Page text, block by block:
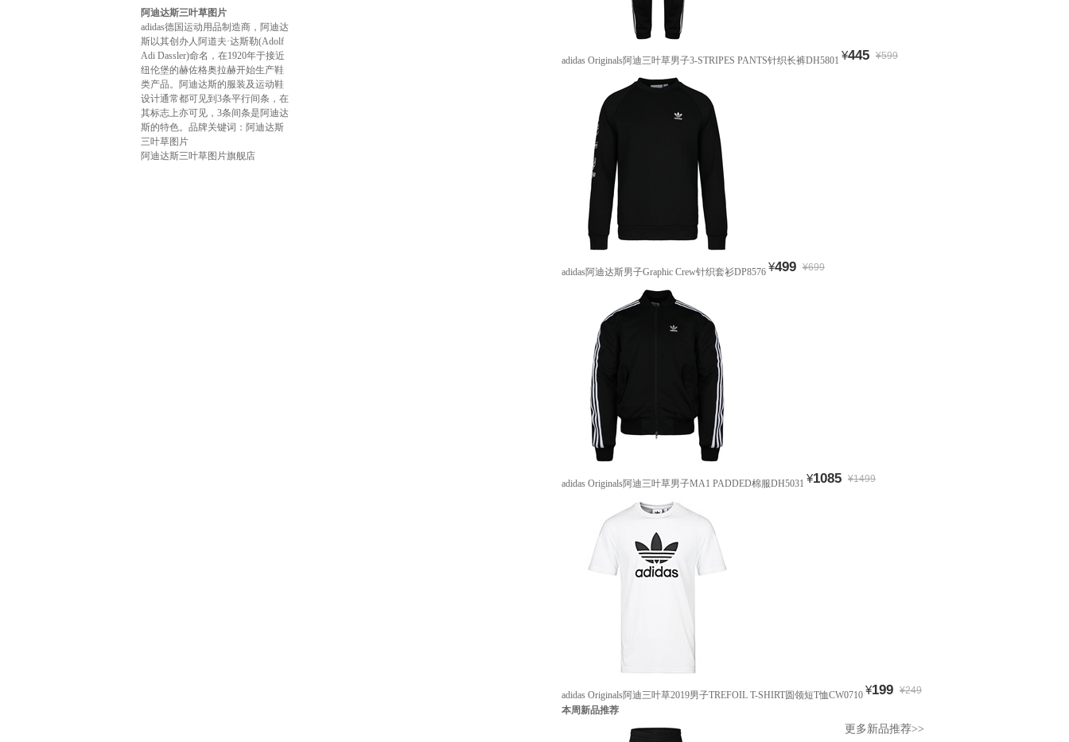
阿迪达斯三叶草图片
adidas德国运动用品制造商，阿迪达
斯以其创办人阿道夫·达斯勒(Adolf
Adi Dassler)命名，在1920年于接近
纽伦堡的赫佐格奥拉赫开始生产鞋
类产品。阿迪达斯的服装及运动鞋
设计通常都可见到3条平行间条，在
其标志上亦可见，3条间条是阿迪达
斯的特色。品牌关键词：阿迪达斯
三叶草图片
阿迪达斯三叶草图片旗舰店
adidas Originals阿迪三叶草男子3-STRIPES PANTS针织长裤DH5801 ¥445 ¥599
adidas阿迪达斯男子Graphic Crew针织套衫DP8576 ¥499 ¥699
adidas Originals阿迪三叶草男子MA1 PADDED棉服DH5031 ¥1085 ¥1499
adidas Originals阿迪三叶草2019男子TREFOIL T-SHIRT圆领短T恤CW0710 ¥199 ¥249
本周新品推荐
更多新品推荐>>